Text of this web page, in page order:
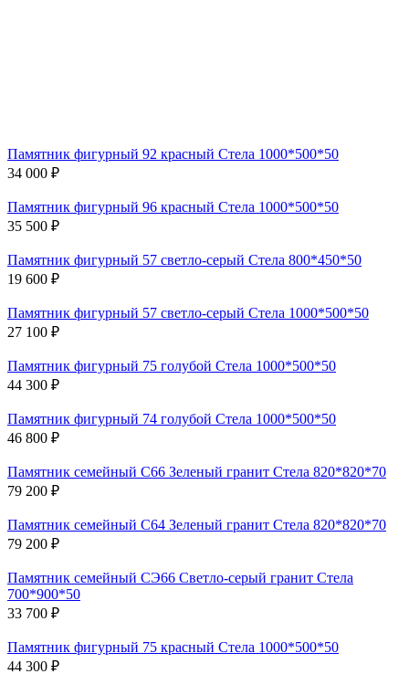
Памятник фигурный 92 красный Стела 1000*500*50
34 000 ₽
Памятник фигурный 96 красный Стела 1000*500*50
35 500 ₽
Памятник фигурный 57 светло-серый Стела 800*450*50
19 600 ₽
Памятник фигурный 57 светло-серый Стела 1000*500*50
27 100 ₽
Памятник фигурный 75 голубой Стела 1000*500*50
44 300 ₽
Памятник фигурный 74 голубой Стела 1000*500*50
46 800 ₽
Памятник семейный С66 Зеленый гранит Стела 820*820*70
79 200 ₽
Памятник семейный С64 Зеленый гранит Стела 820*820*70
79 200 ₽
Памятник семейный СЭ66 Светло-серый гранит Стела
700*900*50
33 700 ₽
Памятник фигурный 75 красный Стела 1000*500*50
44 300 ₽